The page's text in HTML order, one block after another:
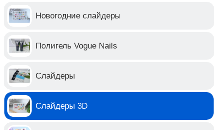
Новогодние слайдеры
Полигель Vogue Nails
Слайдеры
Слайдеры 3D